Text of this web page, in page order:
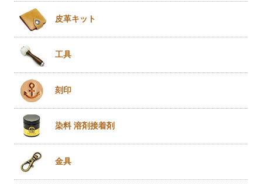
皮革キット
工具
刻印
染料 溶剤接着剤
金具